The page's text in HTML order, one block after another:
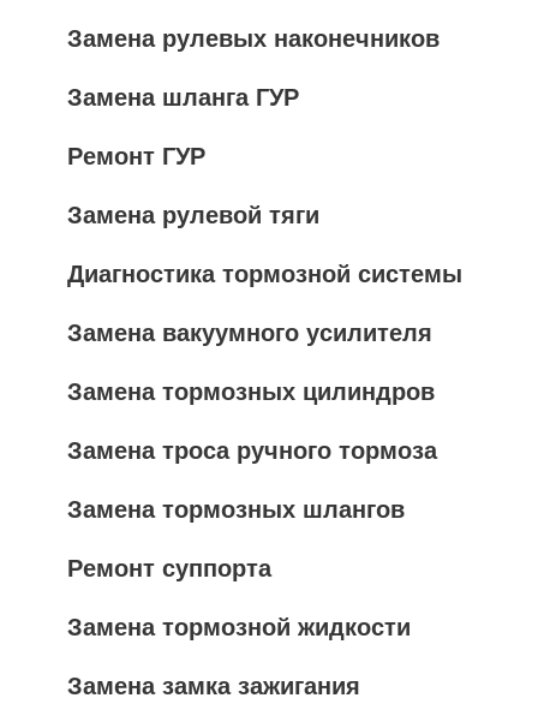
Замена рулевых наконечников
Замена шланга ГУР
Ремонт ГУР
Замена рулевой тяги
Диагностика тормозной системы
Замена вакуумного усилителя
Замена тормозных цилиндров
Замена троса ручного тормоза
Замена тормозных шлангов
Ремонт суппорта
Замена тормозной жидкости
Замена замка зажигания